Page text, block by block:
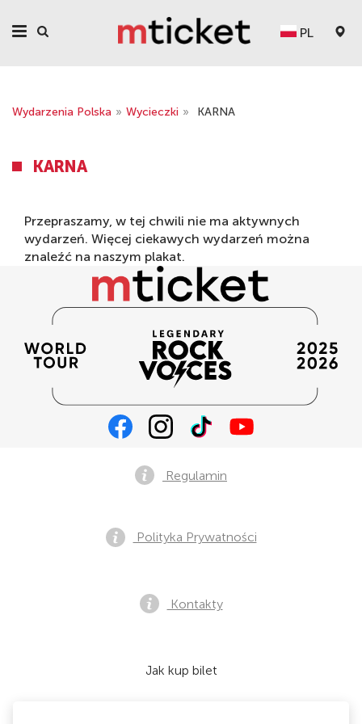
PL
Wydarzenia Polska » Wycieczki » KARNA
KARNA
Przepraszamy, w tej chwili nie ma aktywnych
wydarzeń. Więcej ciekawych wydarzeń można
znaleźć na naszym plakat.
Regulamin
Polityka Prywatności
Kontakty
Jak kup bilet